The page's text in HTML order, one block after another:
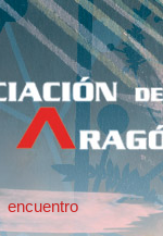
encuentro